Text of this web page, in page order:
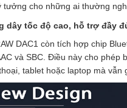
cho những ai thường
dây tốc độ cao, hỗ trợ đầy
DAC1 còn tích hợp chip
và SBC. Điều này cho
tablet hoặc laptop mà vẫn